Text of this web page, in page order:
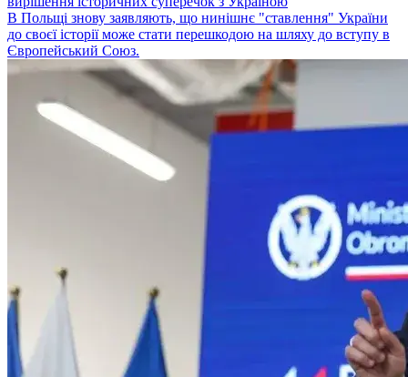
В Польщі знову заявляють, що нинішнє "ставлення" України
до своєї історії може стати перешкодою на шляху до вступу в
Європейський Союз.